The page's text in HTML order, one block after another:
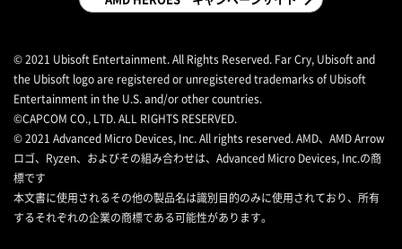
© 2021 Ubisoft Entertainment. All Rights Reserved. Far Cry, Ubisoft and
the Ubisoft logo are registered or unregistered trademarks of Ubisoft
Entertainment in the U.S. and/or other countries.
©CAPCOM CO., LTD. ALL RIGHTS RESERVED.
© 2021 Advanced Micro Devices, Inc. All rights reserved. AMD、AMD Arrow
ロゴ、Ryzen、およびその組み合わせは、Advanced Micro Devices, Inc.の商
標です
本文書に使用されるその他の製品名は識別目的のみに使用されており、所有
するそれぞれの企業の商標である可能性があります。